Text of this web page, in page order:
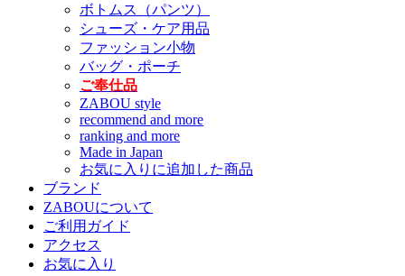
ボトムス（パンツ）
シューズ・ケア用品
ファッション小物
バッグ・ポーチ
ご奉仕品
ZABOU style
recommend and more
ranking and more
Made in Japan
お気に入りに追加した商品
ブランド
ZABOUについて
ご利用ガイド
アクセス
お気に入り